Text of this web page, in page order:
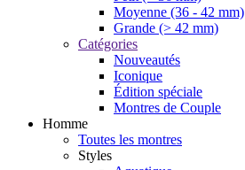
Moyenne (36 - 42 mm)
Grande (> 42 mm)
Catégories
Nouveautés
Iconique
Édition spéciale
Montres de Couple
Homme
Toutes les montres
Styles